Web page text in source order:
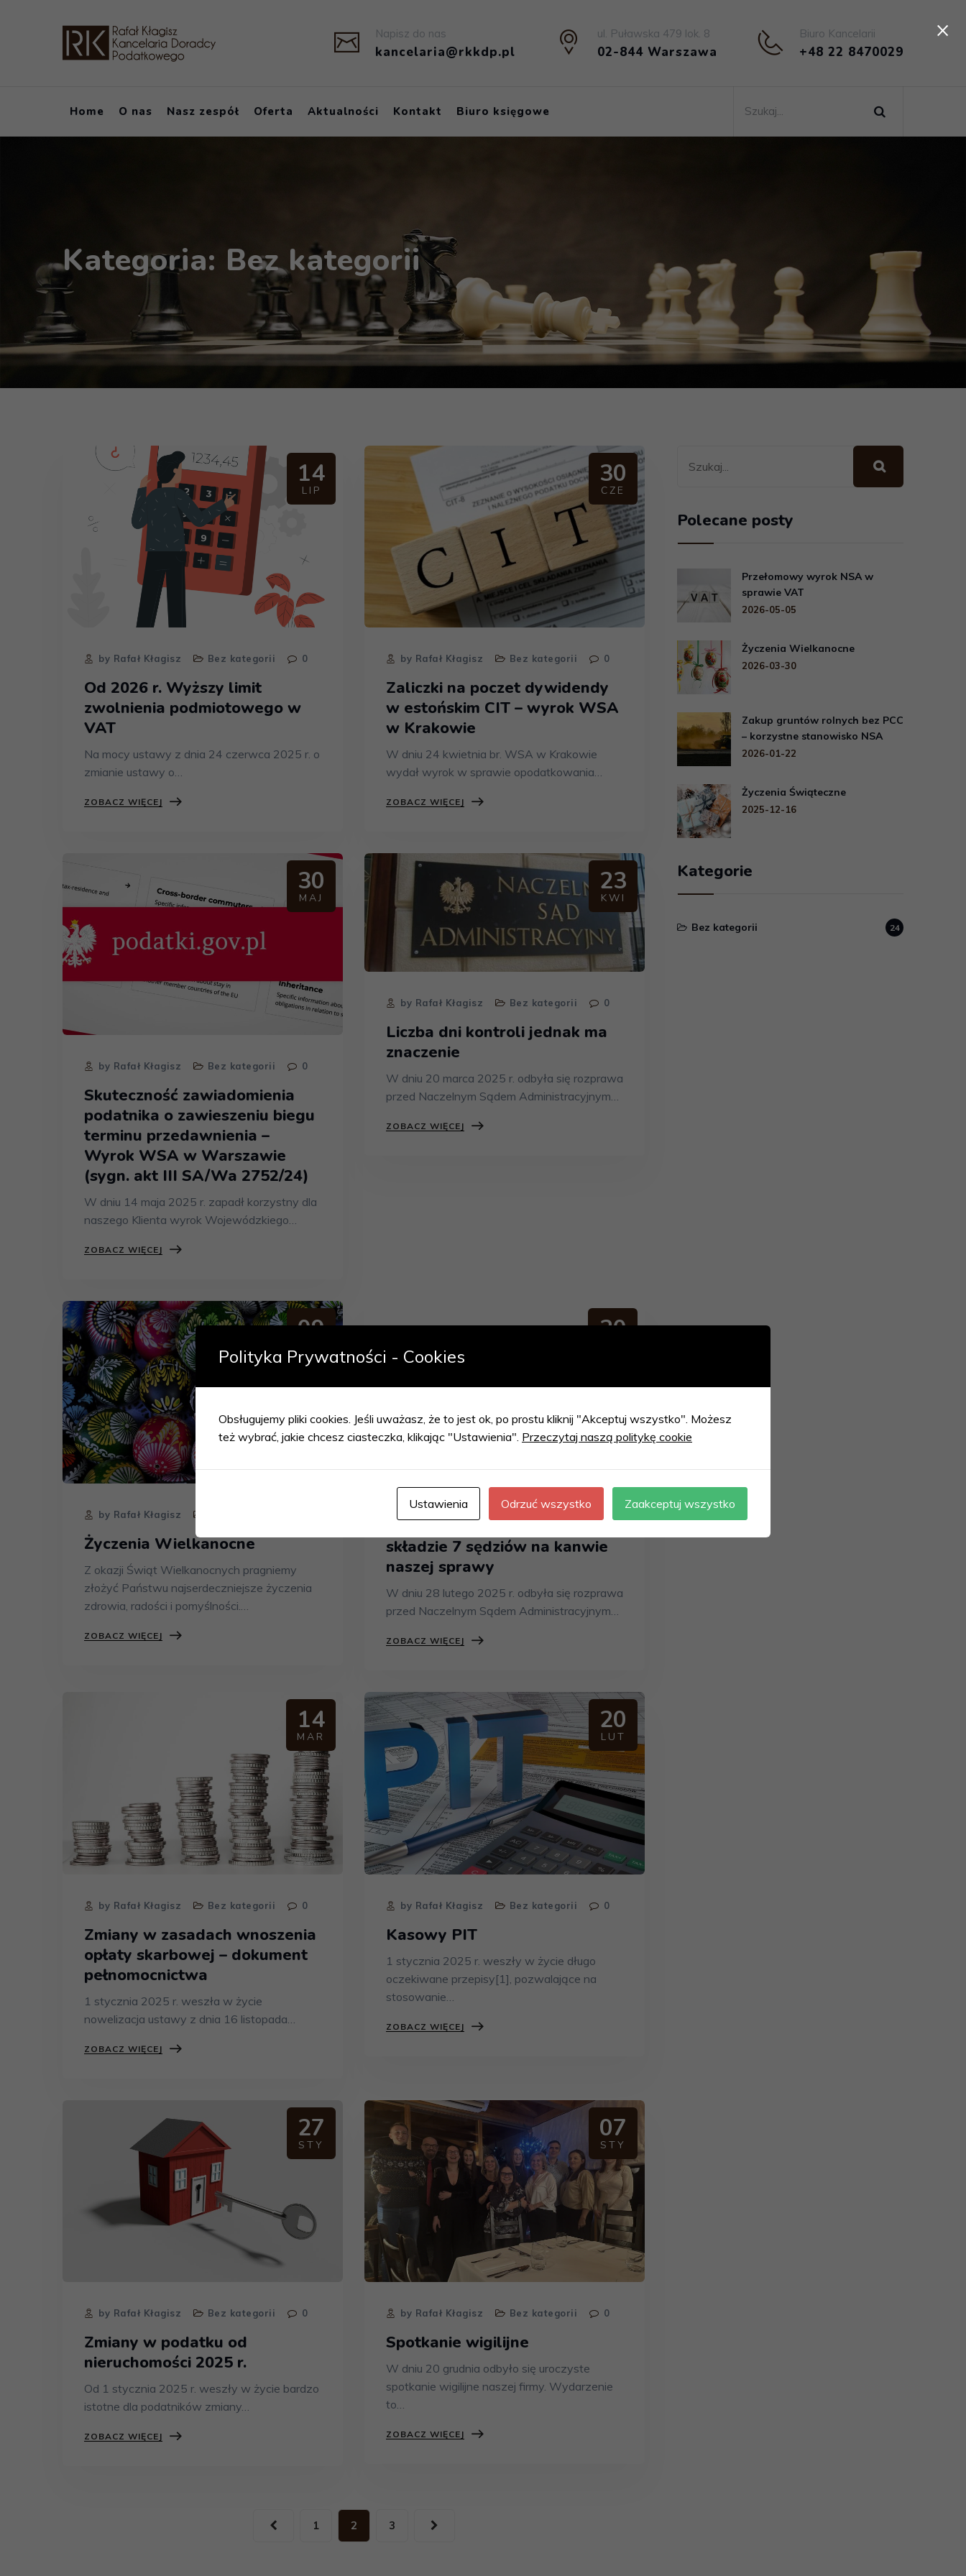
Napisz do nas
kancelaria@rkkdp.pl
ul. Puławska 479 lok. 8
02-844 Warszawa
Biuro Kancelarii
+48 22 8470029
Home O nas Nasz zespół Oferta Aktualności Kontakt Biuro księgowe
Kategoria: Bez kategorii
14
LIP
by Rafał Kłagisz Bez kategorii 0
Od 2026 r. Wyższy limit
zwolnienia podmiotowego w
VAT
Na mocy ustawy z dnia 24 czerwca 2025 r. o
zmianie ustawy o…
ZOBACZ WIĘCEJ
30
CZE
by Rafał Kłagisz Bez kategorii 0
Zaliczki na poczet dywidendy
w estońskim CIT – wyrok WSA
w Krakowie
W dniu 24 kwietnia br. WSA w Krakowie
wydał wyrok w sprawie opodatkowania…
ZOBACZ WIĘCEJ
30
MAJ
by Rafał Kłagisz Bez kategorii 0
Skuteczność zawiadomienia
podatnika o zawieszeniu biegu
terminu przedawnienia –
Wyrok WSA w Warszawie
(sygn. akt III SA/Wa 2752/24)
W dniu 14 maja 2025 r. zapadł korzystny dla
naszego Klienta wyrok Wojewódzkiego…
ZOBACZ WIĘCEJ
23
KWI
by Rafał Kłagisz Bez kategorii 0
Liczba dni kontroli jednak ma
znaczenie
W dniu 20 marca 2025 r. odbyła się rozprawa
przed Naczelnym Sądem Administracyjnym…
ZOBACZ WIĘCEJ
09
by Rafał Kłagisz
Życzenia Wielkanocne
Z okazji Świąt Wielkanocnych pragniemy
złożyć Państwu najserdeczniejsze życzenia
zdrowia, radości i pomyślności.…
ZOBACZ WIĘCEJ
20
by Rafał Kłagisz Bez kategorii
NSA podejmie uchwałę w
składzie 7 sędziów na kanwie
naszej sprawy
W dniu 28 lutego 2025 r. odbyła się rozprawa
przed Naczelnym Sądem Administracyjnym…
ZOBACZ WIĘCEJ
14
MAR
by Rafał Kłagisz Bez kategorii 0
Zmiany w zasadach wnoszenia
opłaty skarbowej – dokument
pełnomocnictwa
1 stycznia 2025 r. weszła w życie
nowelizacja ustawy z dnia 16 listopada…
ZOBACZ WIĘCEJ
20
LUT
by Rafał Kłagisz Bez kategorii 0
Kasowy PIT
1 stycznia 2025 r. weszły w życie długo
oczekiwane przepisy[1], pozwalające na
stosowanie…
ZOBACZ WIĘCEJ
27
STY
by Rafał Kłagisz Bez kategorii 0
Zmiany w podatku od
nieruchomości 2025 r.
Od 1 stycznia 2025 r. weszły w życie bardzo
istotne dla podatników zmiany…
ZOBACZ WIĘCEJ
07
STY
by Rafał Kłagisz Bez kategorii 0
Spotkanie wigilijne
W dniu 20 grudnia odbyło się uroczyste
spotkanie wigilijne naszej firmy. Wydarzenie
to…
ZOBACZ WIĘCEJ
1 2 3
Polecane posty
Przełomowy wyrok NSA w
sprawie VAT
2026-05-05
Życzenia Wielkanocne
2026-03-30
Zakup gruntów rolnych bez PCC
– korzystne stanowisko NSA
2026-01-22
Życzenia Świąteczne
2025-12-16
Kategorie
Bez kategorii 24
×
Polityka Prywatności - Cookies
Obsługujemy pliki cookies. Jeśli uważasz, że to jest ok, po prostu kliknij "Akceptuj wszystko". Możesz
też wybrać, jakie chcesz ciasteczka, klikając "Ustawienia". Przeczytaj naszą politykę cookie
Ustawienia Odrzuć wszystko Zaakceptuj wszystko